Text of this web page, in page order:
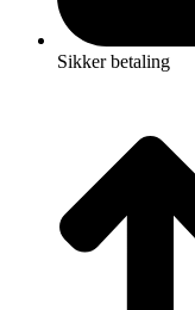
Sikker betaling